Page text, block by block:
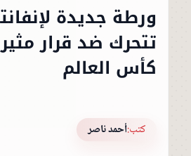
ورطة جديدة
تتحرك ضد قرار
كأس العالم
كتب:أحمد ناصر